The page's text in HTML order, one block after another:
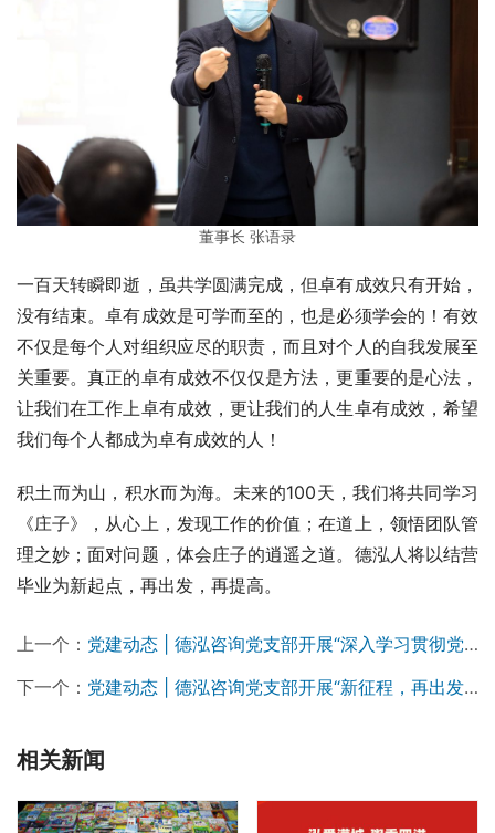
董事长 张语录
一百天转瞬即逝，虽共学圆满完成，但卓有成效只有开始，
没有结束。卓有成效是可学而至的，也是必须学会的！有效
不仅是每个人对组织应尽的职责，而且对个人的自我发展至
关重要。真正的卓有成效不仅仅是方法，更重要的是心法，
让我们在工作上卓有成效，更让我们的人生卓有成效，希望
我们每个人都成为卓有成效的人！
积土而为山，积水而为海。未来的100天，我们将共同学习
《庄子》，从心上，发现工作的价值；在道上，领悟团队管
理之妙；面对问题，体会庄子的逍遥之道。德泓人将以结营
毕业为新起点，再出发，再提高。
上一个： 党建动态 | 德泓咨询党支部开展“深入学习贯彻党的二十大精神和习近平总书记视察安阳重要讲话精神”专题组织生活会
下一个： 党建动态 | 德泓咨询党支部开展“新征程，再出发”一月主题党日活动
相关新闻